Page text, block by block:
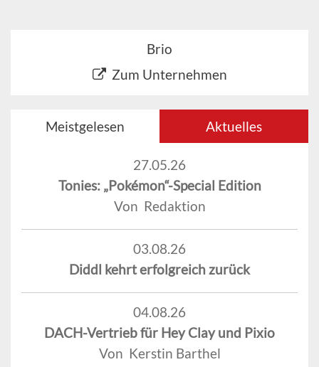
Brio
Zum Unternehmen
Meistgelesen Aktuelles
27.05.26
Tonies: „Pokémon“-Special Edition
Von Redaktion
03.08.26
Diddl kehrt erfolgreich zurück
04.08.26
DACH-Vertrieb für Hey Clay und Pixio
Von Kerstin Barthel